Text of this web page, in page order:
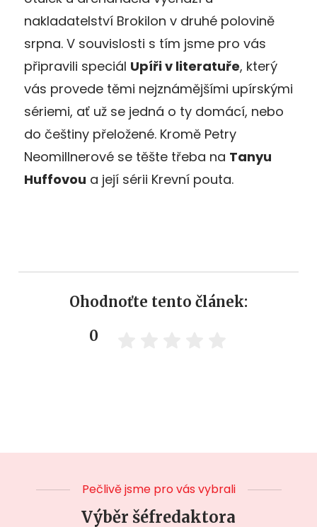
nakladatelství Brokilon v druhé polovině
srpna. V souvislosti s tím jsme pro vás
připravili speciál Upíři v literatuře, který
vás provede těmi nejznámějšími upírskými
sériemi, ať už se jedná o ty domácí, nebo
do češtiny přeložené. Kromě Petry
Neomillnerové se těšte třeba na Tanyu
Huffovou a její sérii Krevní pouta.
Ohodnoťte tento článek:
0
Pečlivě jsme pro vás vybrali
Výběr šéfredaktora